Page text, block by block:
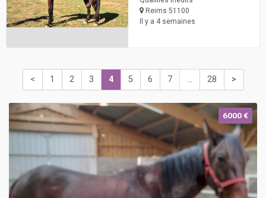
Reims 51100
Il y a 4 semaines
< 1 2 3 4 5 6 7 ... 28 >
6000 €